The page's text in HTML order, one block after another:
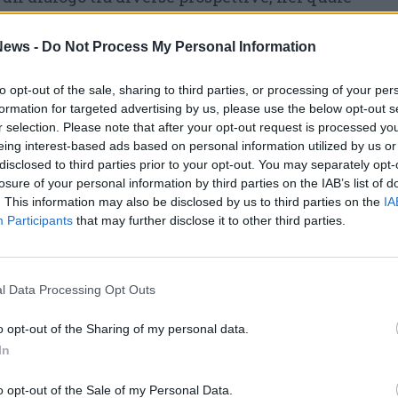
- Do Not Process My Personal Information
opt-out of the sale, sharing to third parties, or processing of your
for targeted advertising by us, please use the below opt-out
selection. Please note that after your opt-out request is processed
interest-based ads based on personal information utilized by us
to third parties prior to your opt-out. You may separately
of your personal information by third parties on the IAB’s list of
This information may also be disclosed by us to third parties on the
Participants that may further disclose it to other third parties.
Data Processing Opt Outs
opt-out of the Sharing of my personal data.
opt-out of the Sale of my Personal Data.
di carattere teologico, economico e
di don Walter Magnoni, docente di
Cattolica che ha parlato di impresa e
della persona”, e diEliana Minelli,
aziendale alla LIUC che si è concentrata
attraversouna tavola rotonda
Lucia Landoni. Al dibattito
giornalista e fondatrice
Elena Salda, imprenditrice e
per la Responsabilità Sociale d’Impresa,
del Lavoro e presidente di Vimi Fasteners.
Tutti gli eventi